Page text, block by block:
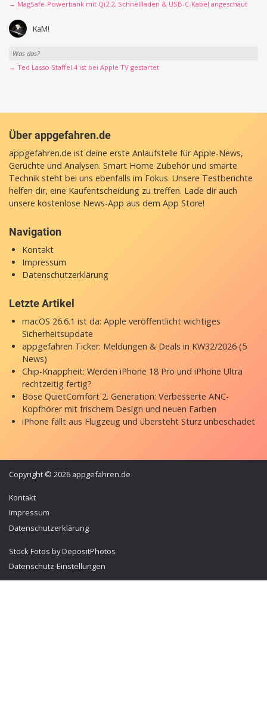
→ MagSafe-Powerbank mit Qi2.2, Schnellladen & USB-C-Kabel angeschaut
KaM!
Was das?
→ Ted Lasso Staffel 4 ist bei Apple TV gestartet
Über appgefahren.de
appgefahren.de ist deine erste Anlaufstelle für Apple-News,
Gerüchte und Analysen. Smart Home Zubehör und smarte
Technik steht bei uns ebenfalls im Fokus. Unsere Testberichte
helfen dir, eine Kaufentscheidung zu treffen. Lade dir auch
unsere kostenlose News-App aus dem App Store!
Navigation
Kontakt
Impressum
Datenschutzerklärung
Letzte Artikel
macOS 26.6.1 ist da: Apple veröffentlicht wichtiges
Sicherheitsupdate
appgefahren Ticker: Meldungen & Deals in KW32/2026 (5
News)
Chip-Knappheit: Werden iPhone 18 Pro und iPhone Ultra
rechtzeitig fertig?
Bose QuietComfort 2. Generation: Verbesserte ANC-
Kopfhörer mit frischem Design und neuen Farben
iPhone fällt aus Flugzeug und übersteht Sturz unbeschadet
Copyright © 2026 appgefahren.de
Kontakt
Impressum
Datenschutzerklärung
Stock Fotos by DepositPhotos
Datenschutz-Einstellungen